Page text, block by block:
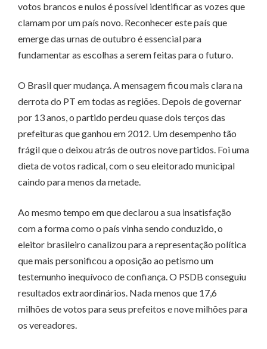
votos brancos e nulos é possível identificar as vozes que
clamam por um país novo. Reconhecer este país que
emerge das urnas de outubro é essencial para
fundamentar as escolhas a serem feitas para o futuro.
O Brasil quer mudança. A mensagem ficou mais clara na
derrota do PT em todas as regiões. Depois de governar
por 13 anos, o partido perdeu quase dois terços das
prefeituras que ganhou em 2012. Um desempenho tão
frágil que o deixou atrás de outros nove partidos. Foi uma
dieta de votos radical, com o seu eleitorado municipal
caindo para menos da metade.
Ao mesmo tempo em que declarou a sua insatisfação
com a forma como o país vinha sendo conduzido, o
eleitor brasileiro canalizou para a representação política
que mais personificou a oposição ao petismo um
testemunho inequívoco de confiança. O PSDB conseguiu
resultados extraordinários. Nada menos que 17,6
milhões de votos para seus prefeitos e nove milhões para
os vereadores.